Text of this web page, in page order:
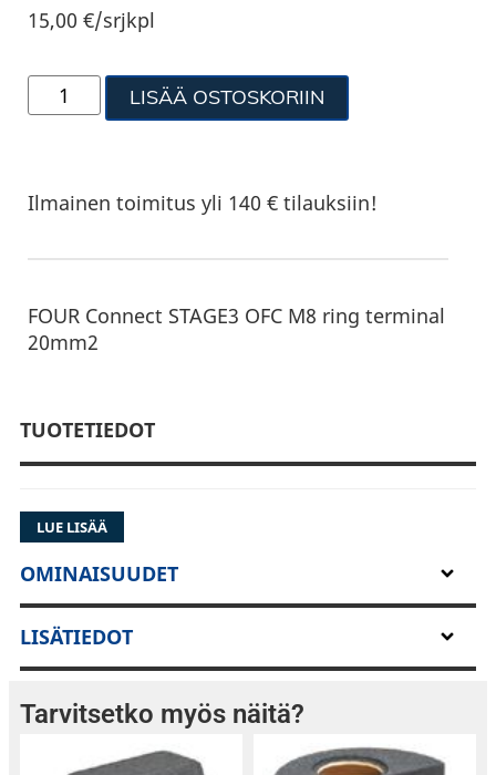
15,00€/srjkpl
LISÄÄ OSTOSKORIIN
Ilmainen toimitus yli 140 € tilauksiin!
FOUR Connect STAGE3 OFC M8 ring terminal
20mm2
TUOTETIEDOT
LUE LISÄÄ
OMINAISUUDET
LISÄTIEDOT
Tarvitsetko myös näitä?